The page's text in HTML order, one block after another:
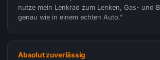
nutze mein Lenkrad zum Lenken, Gas- und
genau wie in einem echten Auto.”
Absolut zuverlässig